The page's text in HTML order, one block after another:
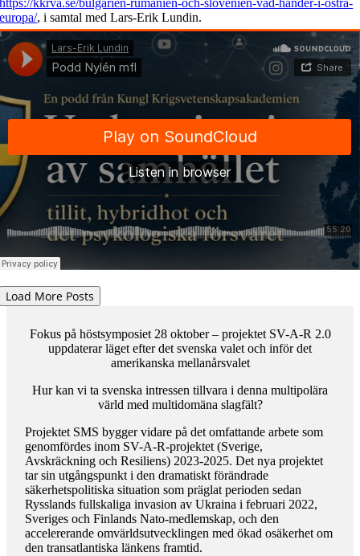
https://kkrva.se/bulgarien-rumanien-och-slovenien-vad-hander-i-ostra-
europa/, i samtal med Lars-Erik Lundin.
[…]
6 aug 2026|Tags:Bulgarien Rumänien ,Slovenien
Load More Posts
Load More Posts
Fokus på höstsymposiet 28 oktober – projektet SV-A-R 2.0
uppdaterar läget efter det svenska valet och inför det
amerikanska mellanårsvalet
Hur kan vi ta svenska intressen tillvara i denna multipolära
värld med multidomäna slagfält?
Projektet SMS bygger vidare på det omfattande arbete som
genomfördes inom SV-A-R-projektet (Sverige,
Avskräckning och Resiliens) 2023-2025. Det nya projektet
tar sin utgångspunkt i den dramatiskt förändrade
säkerhetspolitiska situation som präglat perioden sedan
Rysslands fullskaliga invasion av Ukraina i februari 2022,
Sveriges och Finlands Nato-medlemskap, och den
accelererande omvärldsutvecklingen med ökad osäkerhet om
den transatlantiska länkens framtid.